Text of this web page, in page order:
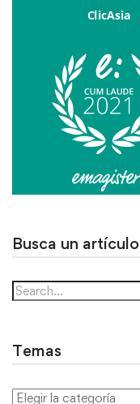
Busca un artículo
Temas